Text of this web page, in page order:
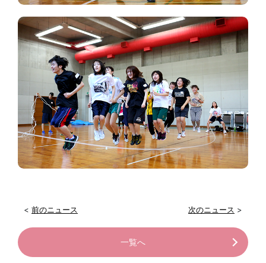
< 前のニュース 次のニュース >
一覧へ